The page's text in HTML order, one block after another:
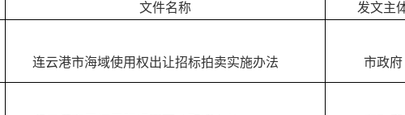
文件名称 发文主
连云港市海域使用权出让招标拍卖实施办法 市政府